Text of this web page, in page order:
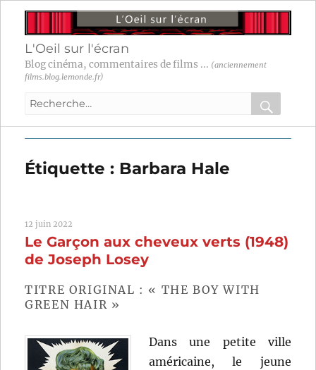
L'Oeil sur l'écran
Blog cinéma, commentaires de films ... (anciennement
films.blog.lemonde.fr)
Recherche
:
OK
Étiquette : Barbara Hale
12 juin 2022
Le Garçon aux cheveux verts (1948)
de Joseph Losey
TITRE ORIGINAL : « THE BOY WITH
GREEN HAIR »
Dans une petite ville
américaine, le jeune